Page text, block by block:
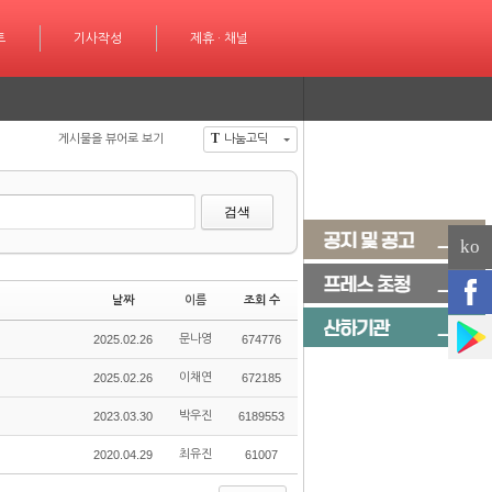
기사작성 제휴 · 채널
제휴 · 채널
T 나눔고딕
게시물을 뷰어로 보기
검색
날짜 이름 조회 수
2025.02.26 문나영 674776
2025.02.26 이채연 672185
2023.03.30 박우진 6189553
2020.04.29 최유진 61007
ko